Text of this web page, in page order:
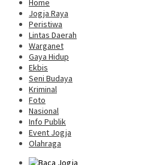
Home
Jogja Raya
Peristiwa
Lintas Daerah
Warganet
Gaya Hidup
Ekbis
Seni Budaya
Kriminal
Foto
Nasional
Info Publik
Event Jogja
Olahraga